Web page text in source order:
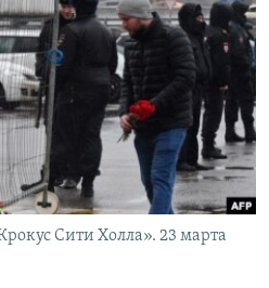
Сити Холла». 23 марта